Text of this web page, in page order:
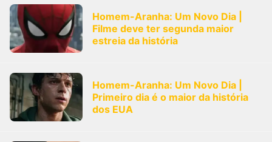
Homem-Aranha: Um Novo Dia |
Filme deve ter segunda maior
estreia da história
Homem-Aranha: Um Novo Dia |
Primeiro dia é o maior da história
dos EUA